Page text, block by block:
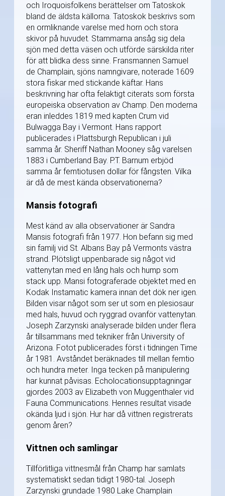
och Iroquoisfolkens berättelser om Tatoskok
bland de äldsta källorna. Tatoskok beskrivs som
en ormliknande varelse med horn och stora
skivor på huvudet. Stammarna ansåg sig dela
sjön med detta väsen och utförde särskilda riter
för att blidka dess sinne. Fransmannen Samuel
de Champlain, sjöns namngivare, noterade 1609
stora fiskar med stickande käftar. Hans
beskrivning har ofta felaktigt citerats som första
europeiska observation av Champ. Den moderna
eran inleddes 1819 med kapten Crum vid
Bulwagga Bay i Vermont. Hans rapport
publicerades i Plattsburgh Republican i juli
samma år. Sheriff Nathan Mooney såg varelsen
1883 i Cumberland Bay. P.T. Barnum erbjöd
samma år femtiotusen dollar för fångsten. Vilka
är då de mest kända observationerna?
Mansis fotografi
Mest känd av alla observationer är Sandra
Mansis fotografi från 1977. Hon befann sig med
sin familj vid St. Albans Bay på Vermonts västra
strand. Plötsligt uppenbarade sig något vid
vattenytan med en lång hals och hump som
stack upp. Mansi fotograferade objektet med en
Kodak Instamatic kamera innan det dök ner igen.
Bilden visar något som ser ut som en plesiosaur
med hals, huvud och ryggrad ovanför vattenytan.
Joseph Zarzynski analyserade bilden under flera
år tillsammans med tekniker från University of
Arizona. Fotot publicerades först i tidningen Time
år 1981. Avståndet beräknades till mellan femtio
och hundra meter. Inga tecken på manipulering
har kunnat påvisas. Echolocationsupptagningar
gjordes 2003 av Elizabeth von Muggenthaler vid
Fauna Communications. Hennes resultat visade
okända ljud i sjön. Hur har då vittnen registrerats
genom åren?
Vittnen och samlingar
Tillförlitliga vittnesmål från Champ har samlats
systematiskt sedan tidigt 1980-tal. Joseph
Zarzynski grundade 1980 Lake Champlain